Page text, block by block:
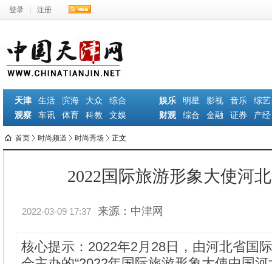
登录 注册
天津 生活 滨海 大众
综合
观察
车讯 体育 科教 文娱
娱乐 明星 影视 音乐
综艺
财观
综合 金融 证券 产经
首页 时尚频道 时尚秀场 正文
2022国际旅游形象大使河
2022-03-09 17:37 来源：中津网
核心提示：2022年2月28日，由河北省国